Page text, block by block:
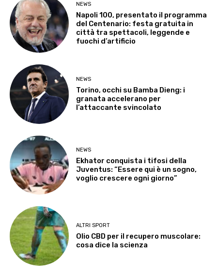
NEWS
Napoli 100, presentato il programma
del Centenario: festa gratuita in
città tra spettacoli, leggende e
fuochi d’artificio
NEWS
Torino, occhi su Bamba Dieng: i
granata accelerano per
l’attaccante svincolato
NEWS
Ekhator conquista i tifosi della
Juventus: “Essere qui è un sogno,
voglio crescere ogni giorno”
ALTRI SPORT
Olio CBD per il recupero muscolare:
cosa dice la scienza